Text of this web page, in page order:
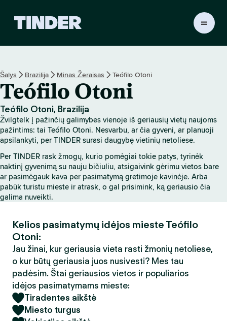
R
p
a
g
r
i
n
n
i
s
Šalys Brazilija Minas Žeraisas Teófilo Otoni
Teófilo Otoni
Teófilo Otoni, Brazilija
Žvilgtelk į pažinčių galimybes vienoje iš geriausių vietų naujoms
pažintims: tai Teófilo Otoni. Nesvarbu, ar čia gyveni, ar planuoji
apsilankyti, per TINDER surasi daugybę vietinių netoliese.
Per TINDER rask žmogų, kurio pomėgiai tokie patys, tyrinėk
naktinį gyvenimą su nauju bičiuliu, atsigaivink gėrimu vietos bare
ar pasimėgauk kava per pasimatymą gretimoje kavinėje. Arba
pabūk turistu mieste ir atrask, o gal prisimink, ką geriausio čia
galima nuveikti.
Kelios pasimatymų idėjos mieste Teófilo
Otoni:
Jau žinai, kur geriausia vieta rasti žmonių netoliese,
o kur būtų geriausia juos nusivesti? Mes tau
padėsim. Štai geriausios vietos ir populiarios
idėjos pasimatymams mieste:
Tiradentes aikštė
Miesto turgus